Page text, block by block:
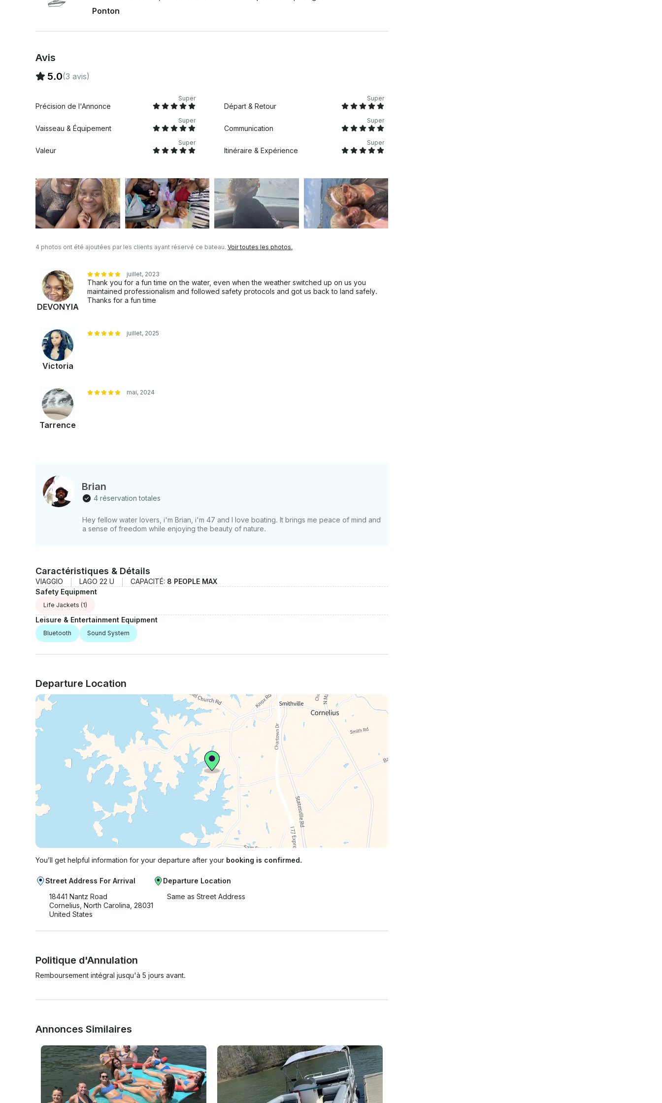
Ponton
Avis
5.0(3 avis)
Précision de l'Annonce
Super
Départ & Retour
Super
Vaisseau & Équipement
Super
Communication
Super
Valeur
Super
Itinéraire & Expérience
Super
4 photos ont été ajoutées par les clients ayant réservé ce bateau. Voir toutes les photos.
DEVONYIA
juillet, 2023
Thank you for a fun time on the water, even when the weather switched up on us you
maintained professionalism and followed safety protocols and got us back to land safely.
Thanks for a fun time
Victoria
juillet, 2025
Tarrence
mai, 2024
Brian
4 réservation totales
Hey fellow water lovers, i'm Brian, i'm 47 and I love boating. It brings me peace of mind and
a sense of freedom while enjoying the beauty of nature.
Caractéristiques & Détails
VIAGGIO LAGO 22 U CAPACITÉ: 8 PEOPLE MAX
Safety Equipment
Life Jackets (1)
Leisure & Entertainment Equipment
Bluetooth Sound System
Departure Location
You’ll get helpful information for your departure after your booking is confirmed.
Street Address For Arrival
18441 Nantz Road
Cornelius, North Carolina, 28031
United States
Departure Location
Same as Street Address
Politique d'Annulation
Remboursement intégral jusqu'à 5 jours avant.
Annonces Similaires